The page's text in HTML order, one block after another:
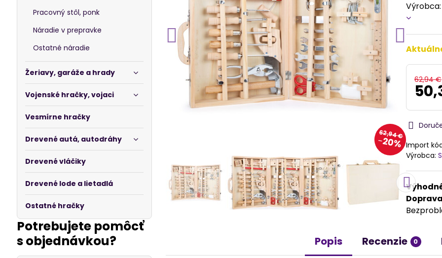
62,94 €
20%
Výrobca:
62,94 €
Import
Výrobca:
Popis Recenzie 0
Pracovný stôl, ponk
Náradie v prepravke
Ostatné náradie
Žeriavy, garáže a hrady
Vojenské hračky, vojaci
Vesmírne hračky
Drevené autá, autodráhy
Drevené vláčiky
Drevené lode a lietadlá
Ostatné hračky
Potrebujete pomôcť
s objednávkou?